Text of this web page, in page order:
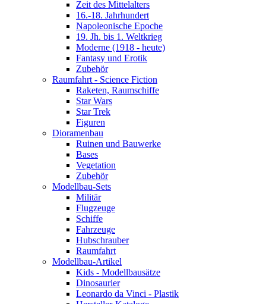
Zeit des Mittelalters
16.-18. Jahrhundert
Napoleonische Epoche
19. Jh. bis 1. Weltkrieg
Moderne (1918 - heute)
Fantasy und Erotik
Zubehör
Raumfahrt - Science Fiction
Raketen, Raumschiffe
Star Wars
Star Trek
Figuren
Dioramenbau
Ruinen und Bauwerke
Bases
Vegetation
Zubehör
Modellbau-Sets
Militär
Flugzeuge
Schiffe
Fahrzeuge
Hubschrauber
Raumfahrt
Modellbau-Artikel
Kids - Modellbausätze
Dinosaurier
Leonardo da Vinci - Plastik